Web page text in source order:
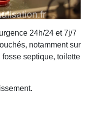
24h/24 et 7j/7
notamment sur
fosse septique, toilette